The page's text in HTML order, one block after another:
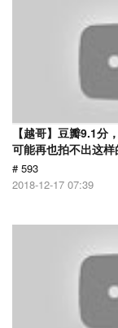
【越哥】豆瓣9.1分
可能再也拍不出这样
# 593
2018-12-17 07:39